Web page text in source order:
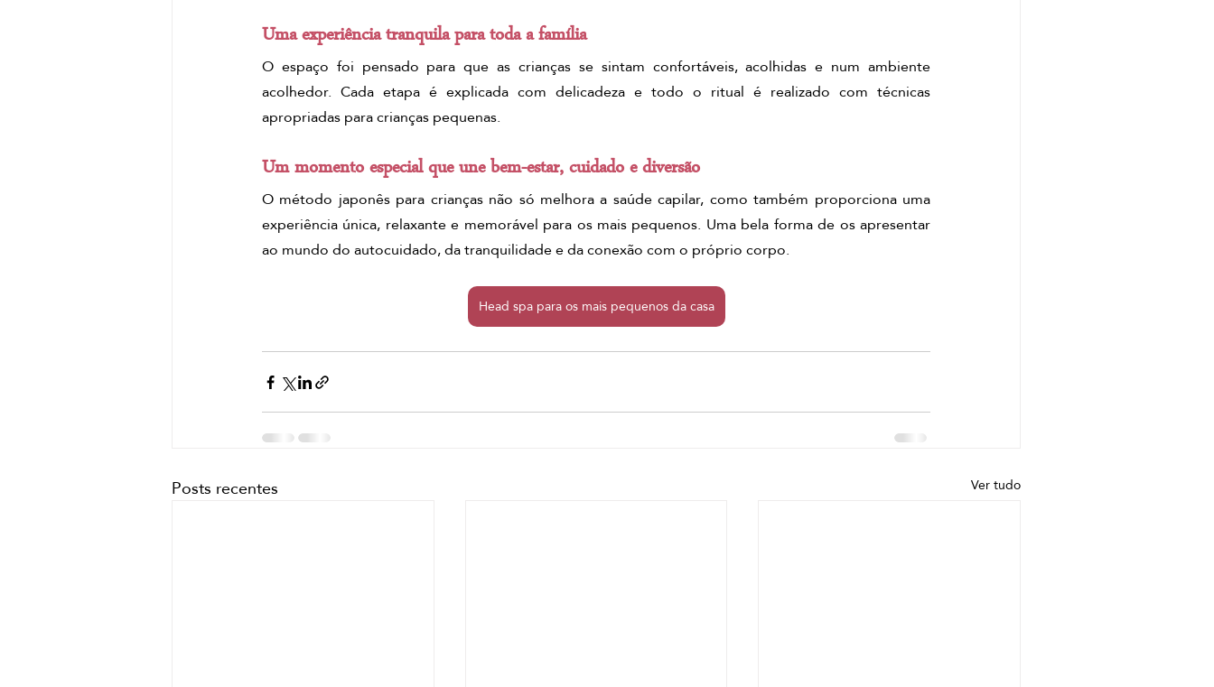
Uma experiência tranquila para toda a família
O espaço foi pensado para que as crianças se sintam confortáveis, acolhidas e num ambiente
acolhedor. Cada etapa é explicada com delicadeza e todo o ritual é realizado com técnicas
apropriadas para crianças pequenas.
Um momento especial que une bem-estar, cuidado e diversão
O método japonês para crianças não só melhora a saúde capilar, como também proporciona uma
experiência única, relaxante e memorável para os mais pequenos. Uma bela forma de os apresentar
ao mundo do autocuidado, da tranquilidade e da conexão com o próprio corpo.
Head spa para os mais pequenos da casa
Posts recentes Ver tudo